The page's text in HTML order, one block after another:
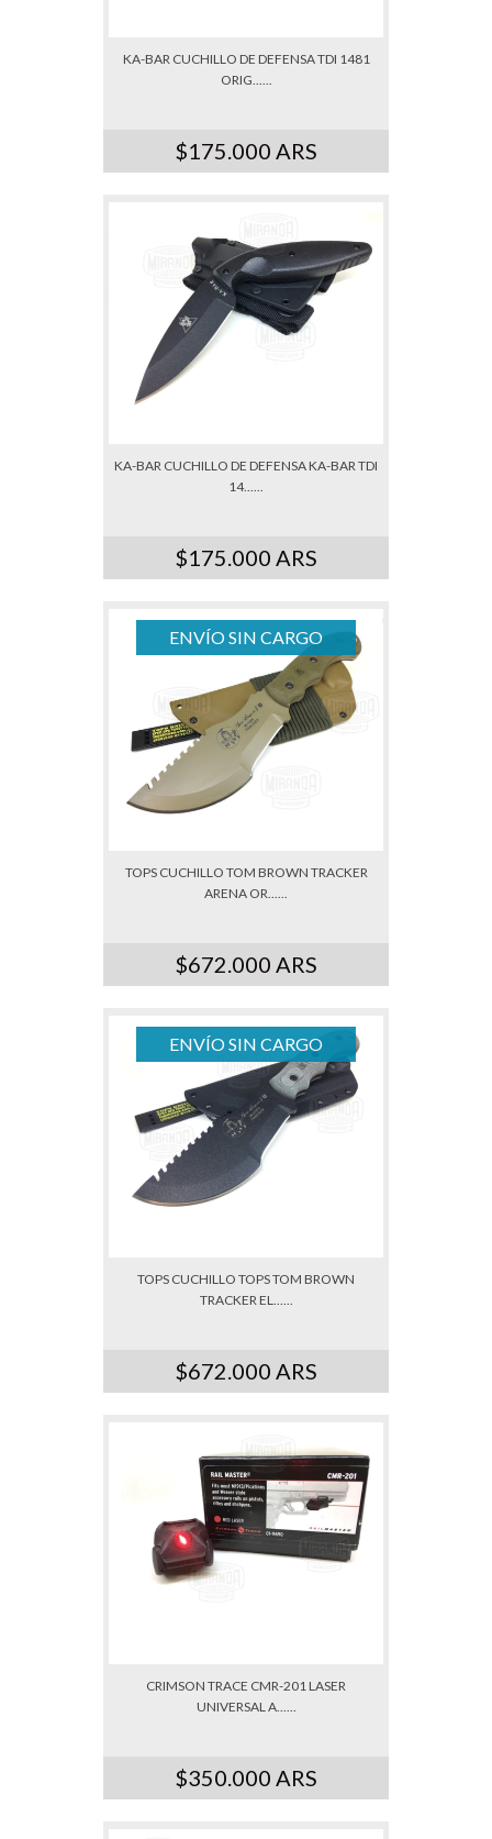
KA-BAR CUCHILLO DE DEFENSA TDI 1481
ORIG......
$175.000 ARS
KA-BAR CUCHILLO DE DEFENSA KA-BAR TDI
14......
$175.000 ARS
ENVÍO SIN CARGO
TOPS CUCHILLO TOM BROWN TRACKER
ARENA OR......
$672.000 ARS
ENVÍO SIN CARGO
TOPS CUCHILLO TOPS TOM BROWN
TRACKER EL......
$672.000 ARS
CRIMSON TRACE CMR-201 LASER
UNIVERSAL A......
$350.000 ARS